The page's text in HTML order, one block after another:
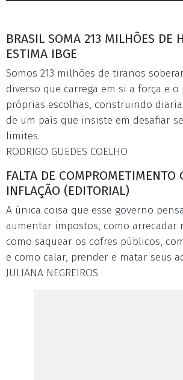
BRASIL SOMA 213 MILHÕES DE
ESTIMA IBGE
Somos 213 milhões de tiranos
diverso que carrega em si a força e o
próprias escolhas, construindo
de um país que insiste em desafiar
limites.
RODRIGO GUEDES COELHO
FALTA DE COMPROMETIMENTO
INFLAÇÃO (EDITORIAL)
A única coisa que esse governo
aumentar impostos, como arrecadar
como saquear os cofres públicos,
e como calar, prender e matar seus
JULIANA NEGREIROS